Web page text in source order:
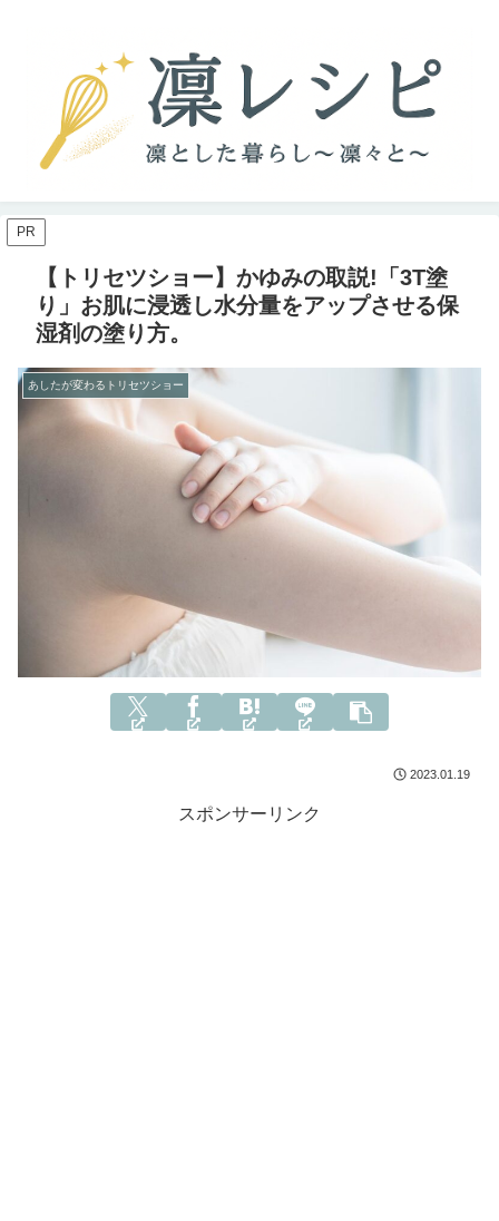
PR
【トリセツショー】かゆみの取説!「3T塗
り」お肌に浸透し水分量をアップさせる保
湿剤の塗り方。
あしたが変わるトリセツショー
2023.01.19
スポンサーリンク